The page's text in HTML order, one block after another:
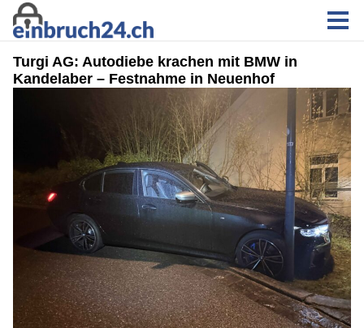
Turgi AG: Autodiebe krachen mit BMW in
Kandelaber – Festnahme in Neuenhof